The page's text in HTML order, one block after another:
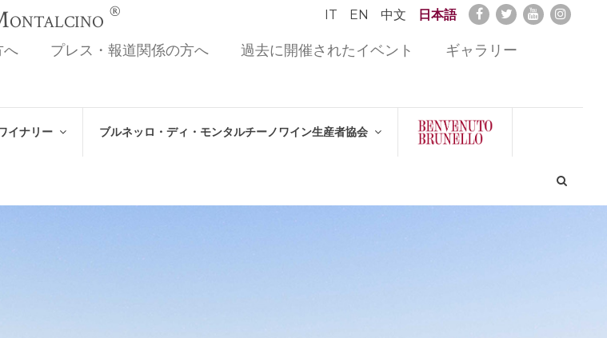
® IT EN 中文 日本語
へ プレス・報道関係の方へ 過去に開催されたイベント ギャラリー
イナリー ブルネッロ・ディ・モンタルチーノワイン生産者協会